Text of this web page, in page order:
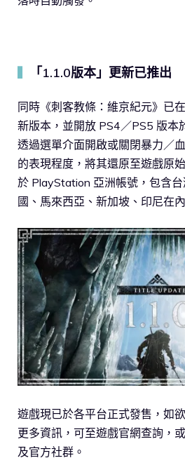
「1.1.0版本」更新已推出
同時《刺客教條：維京紀元》已
新版本，並開放 PS4／PS5 版本
透過選單介面開啟或關閉暴力／
的表現程度，將其還原至遊戲原
於 PlayStation 亞洲帳號，包含
國、馬來西亞、新加坡、印尼在
遊戲現已於各平台正式發售，如
更多資訊，可至遊戲官網查詢，
及官方社群。